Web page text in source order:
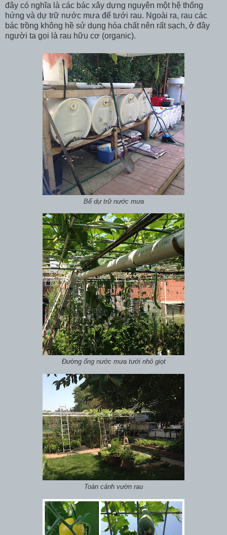
đây có nghĩa là các bác xây dựng nguyên một hệ thống
hứng và dự trữ nước mưa để tưới rau. Ngoài ra, rau các
bác trồng không hề sử dụng hóa chất nên rất sạch, ở đây
người ta gọi là rau hữu cơ (organic).
Bể dự trữ nước mưa
Đường ống nước mưa tưới nhỏ giọt
Toàn cảnh vườn rau